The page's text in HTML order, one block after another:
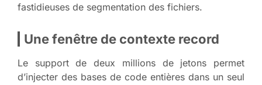
fastidieuses de segmentation des fichiers.
Une fenêtre de contexte record
Le support de deux millions de jetons permet
d’injecter des bases de code entières dans un seul